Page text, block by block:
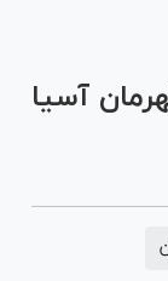
آسیا